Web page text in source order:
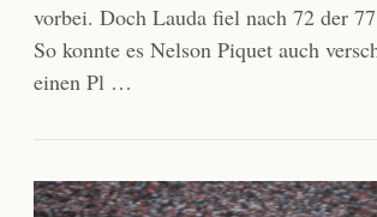
vorbei. Doch Lauda fiel nach 72 der
So konnte es Nelson Piquet auch
einen Pl …